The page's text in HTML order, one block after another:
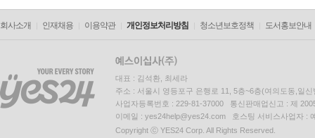
회사소개 인재채용 이용약관 개인정보처리방침 청소년보호정책 도서홍보안내
대표 : 김석환, 최세라
주소 : 서울시 영등포구 은행로 11, 5층~6층(여의도동,일신
사업자등록번호 : 229-81-37000 통신판매업신고 : 제
이메일 : yes24help@yes24.com 호스팅 서비스사업자 :
Copyright ⓒ YES24 Corp. All Rights Reserved.